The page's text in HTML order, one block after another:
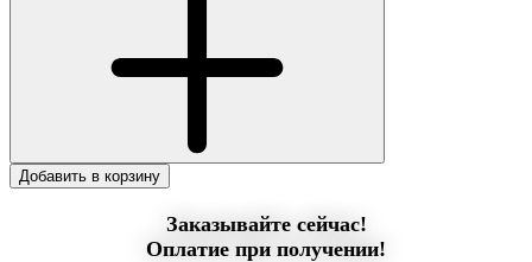
Добавить в корзину
Заказывайте сейчас!
Оплатие при получении!